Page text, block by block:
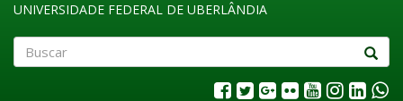
UNIVERSIDADE FEDERAL DE UBERLÂNDIA